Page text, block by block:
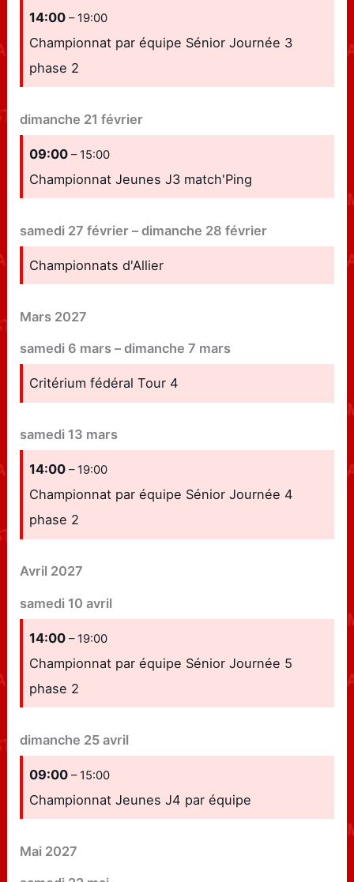
14:00– 19:00
Championnat par équipe Sénior Journée 3
phase 2
dimanche 21 février
09:00– 15:00
Championnat Jeunes J3 match'Ping
samedi 27 février –dimanche 28 février
Championnats d'Allier
Mars 2027
samedi 6 mars –dimanche 7 mars
Critérium fédéral Tour 4
samedi 13 mars
14:00– 19:00
Championnat par équipe Sénior Journée 4
phase 2
Avril 2027
samedi 10 avril
14:00– 19:00
Championnat par équipe Sénior Journée 5
phase 2
dimanche 25 avril
09:00– 15:00
Championnat Jeunes J4 par équipe
Mai 2027